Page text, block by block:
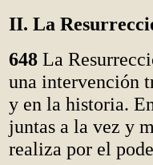
II. La
648 La
una intervención
y en la historia.
juntas a la vez y
realiza por el